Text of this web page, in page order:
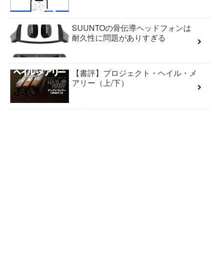
SUUNTOの骨伝導ヘッドフォンは
耐久性に問題がありすぎる
【書評】プロジェクト・ヘイル・メ
アリー（上/下）